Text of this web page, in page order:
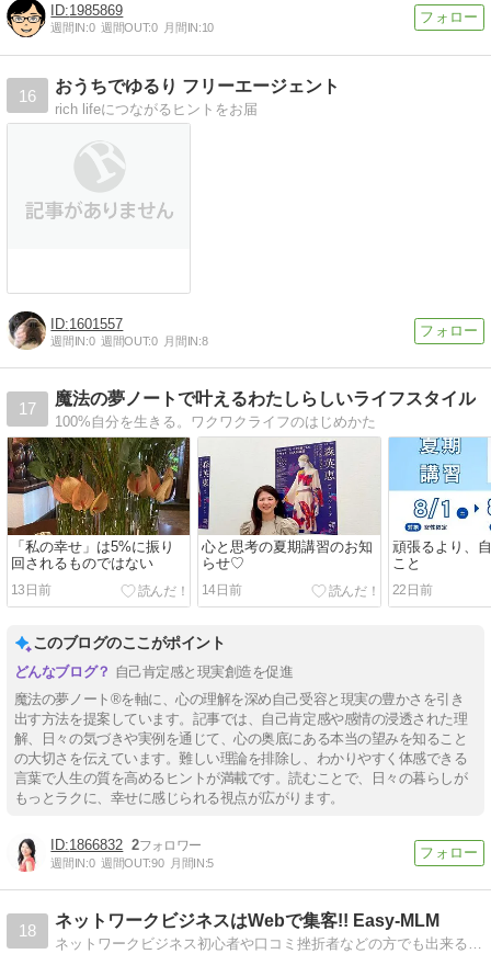
1985869
週間IN:0 週間OUT:0 月間IN:10
16
おうちでゆるり フリーエージェント
rich lifeにつながるヒントをお届
1601557
週間IN:0 週間OUT:0 月間IN:8
17
魔法の夢ノートで叶えるわたしらしいライフスタイル
100%自分を生きる。ワクワクライフのはじめかた
「私の幸せ」は5%に振り
回されるものではない
13日前
心と思考の夏期講習のお知
らせ♡
14日前
頑張るより、
こと
22日前
このブログのここがポイント
自己肯定感と現実創造を促進
魔法の夢ノート®︎を軸に、心の理解を深め自己受容と現実の豊かさを引き
出す方法を提案しています。記事では、自己肯定感や感情の浸透された理
解、日々の気づきや実例を通じて、心の奥底にある本当の望みを知ること
の大切さを伝えています。難しい理論を排除し、わかりやすく体感できる
言葉で人生の質を高めるヒントが満載です。読むことで、日々の暮らしが
もっとラクに、幸せに感じられる視点が広がります。
1866832 2
週間IN:0 週間OUT:90 月間IN:5
18
ネットワークビジネスはWebで集客!! Easy-MLM
ネットワークビジネス初心者や口コミ挫折者などの方でも出来る、インターネットだけで集客できるネットワークビジネス成功メソッドをお知らせします！